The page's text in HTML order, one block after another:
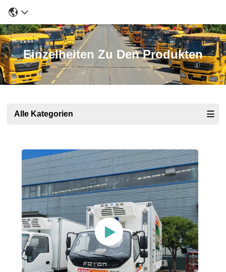
Einzelheiten Zu Den Produkten
Alle Kategorien